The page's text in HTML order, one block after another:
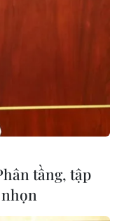
ngày 10/5, Đoàn
mốc 50 huy
trên bảng tổng
tầng, tập